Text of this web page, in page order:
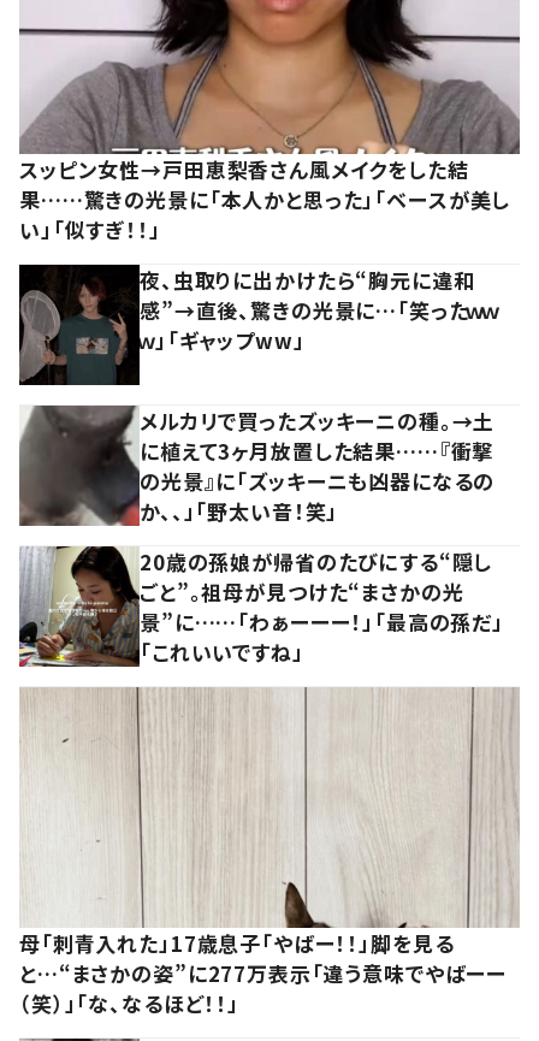
スッピン女性→戸田恵梨香さん風メイクをした結
果……驚きの光景に「本人かと思った」「ベースが美し
い」「似すぎ！！」
夜、虫取りに出かけたら“胸元に違和
感”→直後、驚きの光景に…「笑ったｗｗ
ｗ」「ギャップww」
メルカリで買ったズッキーニの種。→土
に植えて3ヶ月放置した結果……『衝撃
の光景』に「ズッキーニも凶器になるの
か、、」「野太い音！笑」
20歳の孫娘が帰省のたびにする“隠し
ごと”。祖母が見つけた“まさかの光
景”に……「わぁーーー！」「最高の孫だ」
「これいいですね」
母「刺青入れた」17歳息子「やばー！！」脚を見る
と…“まさかの姿”に277万表示「違う意味でやばーー
（笑）」「な、なるほど！！」